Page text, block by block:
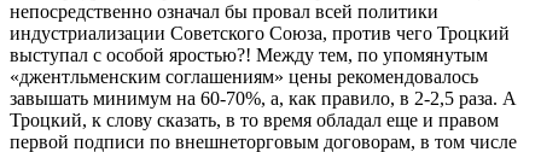
непосредственно означал бы провал всей политики
индустриализации Советского Союза, против чего Троцкий
выступал с особой яростью?! Между тем, по упомянутым
«джентльменским соглашениям» цены рекомендовалось
завышать минимум на 60-70%, а, как правило, в 2-2,5 раза. А
Троцкий, к слову сказать, в то время обладал еще и правом
первой подписи по внешнеторговым договорам, в том числе